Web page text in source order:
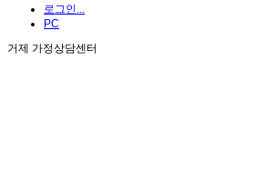
로그인...
PC
거제 가정상담센터